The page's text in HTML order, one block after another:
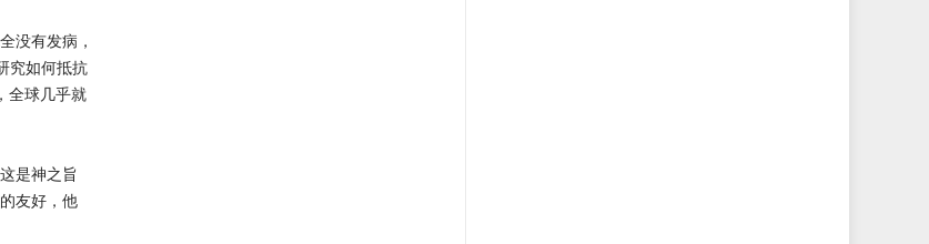
没有发病，
究如何抵抗
全球几乎就
是神之旨
友好，他